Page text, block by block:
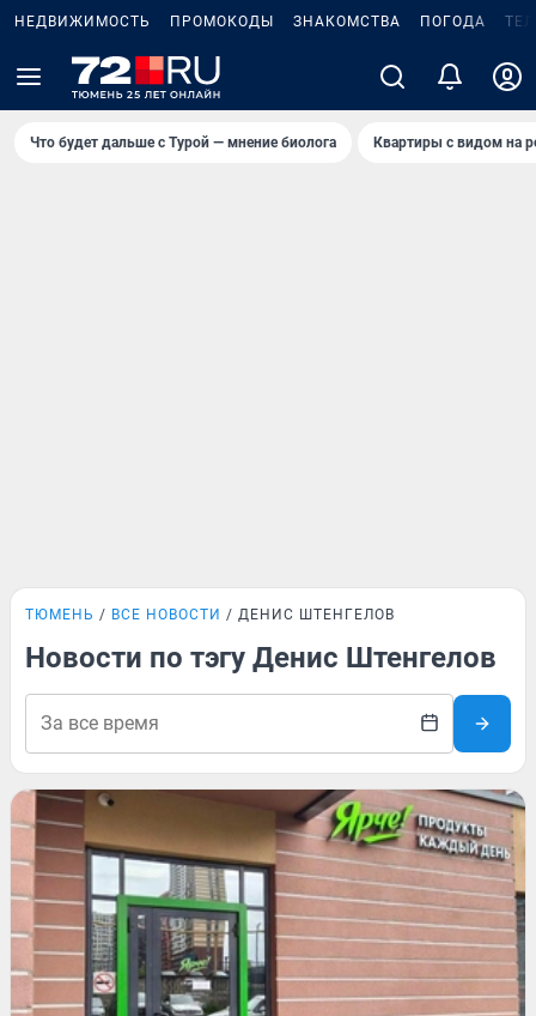
НЕДВИЖИМОСТЬ ПРОМОКОДЫ ЗНАКОМСТВА ПОГОДА
Что будет дальше с Турой — мнение биолога Квартиры с видом на
ТЮМЕНЬ ВСЕ НОВОСТИ ДЕНИС ШТЕНГЕЛОВ
Новости по тэгу Денис Штенгелов